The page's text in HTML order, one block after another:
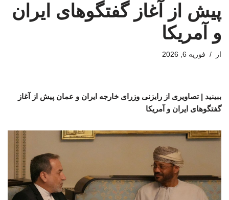
پیش از آغاز گفتگوهای ایران
و آمریکا
از فوریه 6, 2026
ببینید | تصاویری از رایزنی وزرای خارجه ایران و عمان پیش از آغاز
گفتگوهای ایران و آمریکا